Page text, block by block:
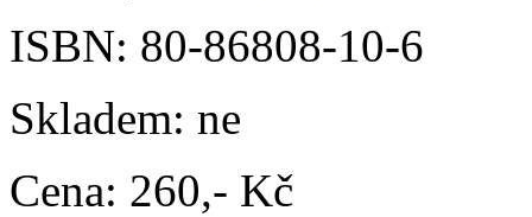
ISBN: 80-86808-10-6
Skladem: ne
Cena: 260,- Kč